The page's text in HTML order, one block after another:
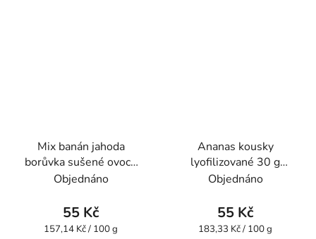
Mix banán jahoda
borůvka sušené ovoce
mrazem 35 g VitaCup
Objednáno
55 Kč
Měrná
157,14 Kč / 100 g
Ananas kousky
lyofilizované 30 g
VitaCup
Objednáno
55 Kč
Měrná
183,33 Kč / 100 g